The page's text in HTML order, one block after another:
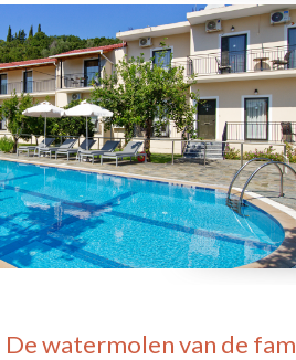
De watermolen van de